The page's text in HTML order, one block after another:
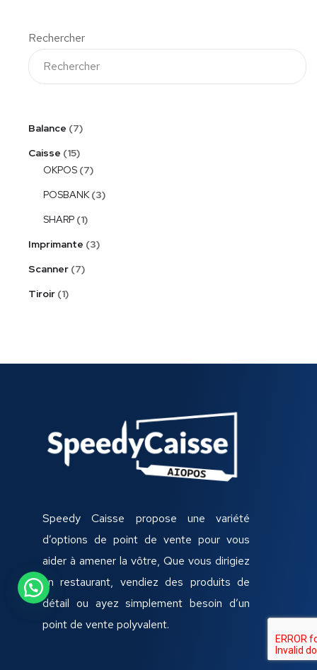
Rechercher
Balance
7
Caisse
15
OKPOS 7
POSBANK 3
SHARP 1
Imprimante
3
Scanner 7
Tiroir 1
Speedy Caisse propose une variété
d’options de point de vente pour vous
aider à amener la vôtre, Que vous dirigiez
un restaurant, vendiez des produits de
détail ou ayez simplement besoin d’un
point de vente polyvalent.